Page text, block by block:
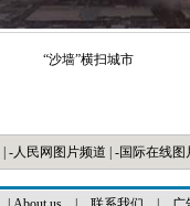
“沙墙”横扫城市
-人民网图片频道 -国际在线